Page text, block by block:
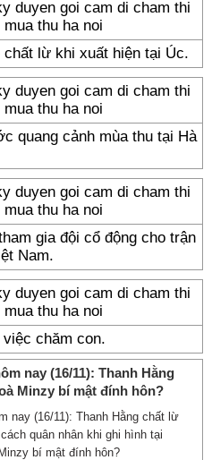
lừ khi xuất hiện tại Úc.
quang cảnh mùa thu tại Hà
gia đội cổ động cho trận
Nam.
chăm con.
nay (16/11): Thanh Hằng
Minzy bí mật đính hôn?
nay (16/11): Thanh Hằng chất lừ
quân nhân khi ghi hình tại
bí mật đính hôn?